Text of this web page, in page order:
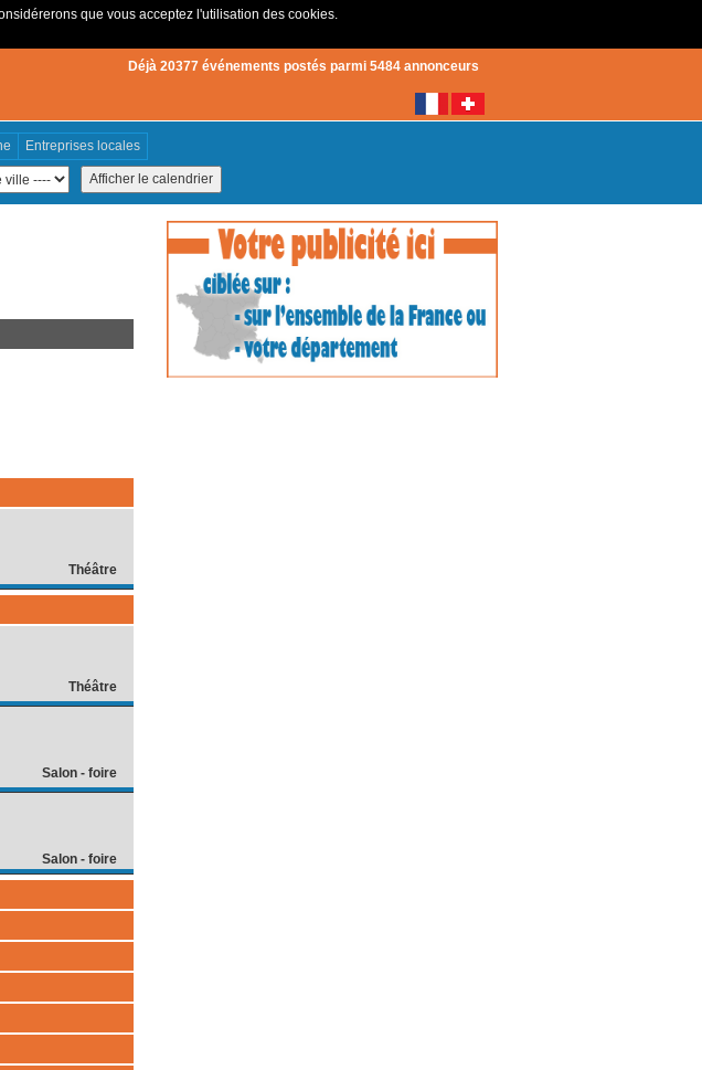
que vous acceptez l'utilisation des cookies.Créer un compte
Déjà 20377 événements postés parmi 5484 annonceurs
Entreprises locales
Théâtre
Théâtre
Salon - foire
Salon - foire